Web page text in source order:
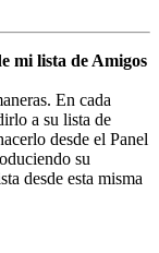
mi lista de Amigos
En cada
a su lista de
desde el Panel
su
desde esta misma